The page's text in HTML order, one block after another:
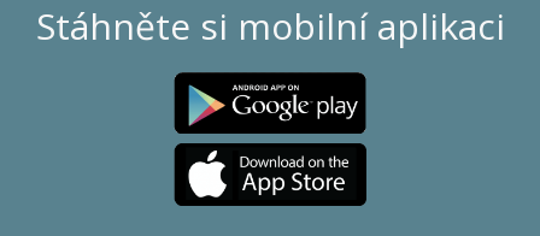
Stáhněte si mobilní aplikaci